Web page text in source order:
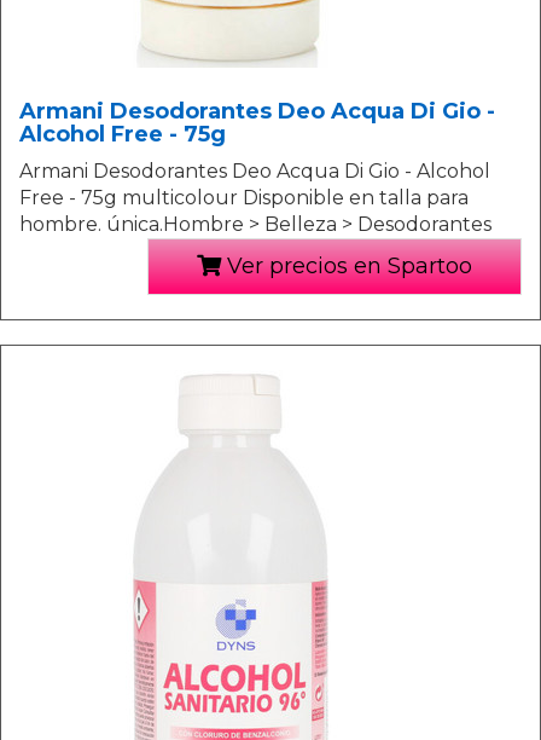
Armani Desodorantes Deo Acqua Di Gio -
Alcohol Free - 75g
Armani Desodorantes Deo Acqua Di Gio - Alcohol
Free - 75g multicolour Disponible en talla para
hombre. única.Hombre > Belleza > Desodorantes
Ver precios en Spartoo